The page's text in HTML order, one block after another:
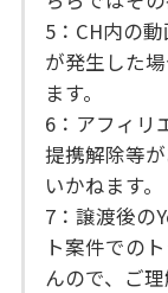
5：CH内の
が発生した
ます。
6：アフィリ
提携解除等
いかねます。
7：譲渡後の
ト案件での
んので、ご